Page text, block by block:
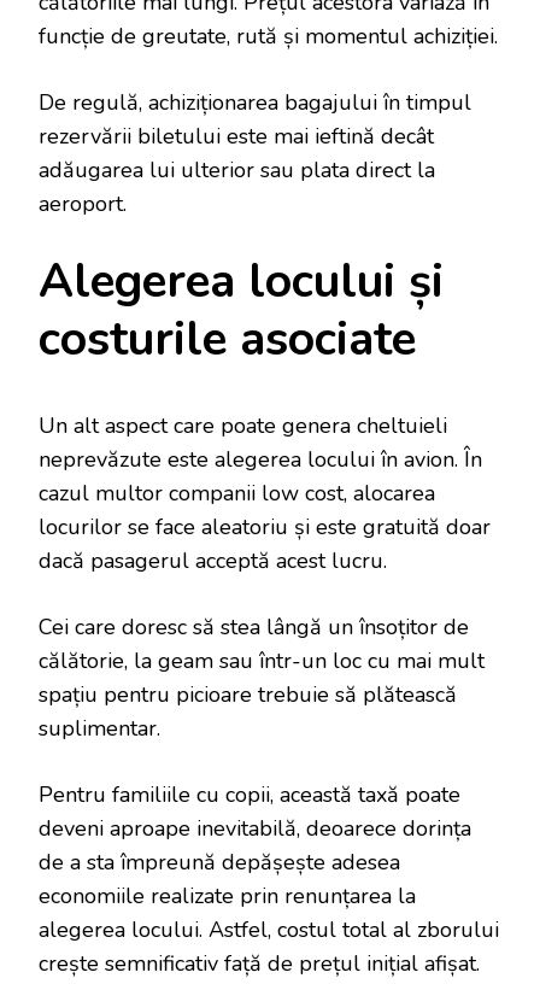
funcție de greutate, rută și momentul achiziției.
De regulă, achiziționarea bagajului în timpul
rezervării biletului este mai ieftină decât
adăugarea lui ulterior sau plata direct la
aeroport.
Alegerea locului și
costurile asociate
Un alt aspect care poate genera cheltuieli
neprevăzute este alegerea locului în avion. În
cazul multor companii low cost, alocarea
locurilor se face aleatoriu și este gratuită doar
dacă pasagerul acceptă acest lucru.
Cei care doresc să stea lângă un însoțitor de
călătorie, la geam sau într-un loc cu mai mult
spațiu pentru picioare trebuie să plătească
suplimentar.
Pentru familiile cu copii, această taxă poate
deveni aproape inevitabilă, deoarece dorința
de a sta împreună depășește adesea
economiile realizate prin renunțarea la
alegerea locului. Astfel, costul total al zborului
crește semnificativ față de prețul inițial afișat.